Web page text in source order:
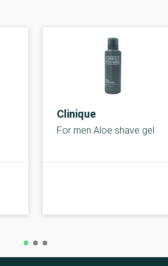
Clinique
For men Aloe shave gel